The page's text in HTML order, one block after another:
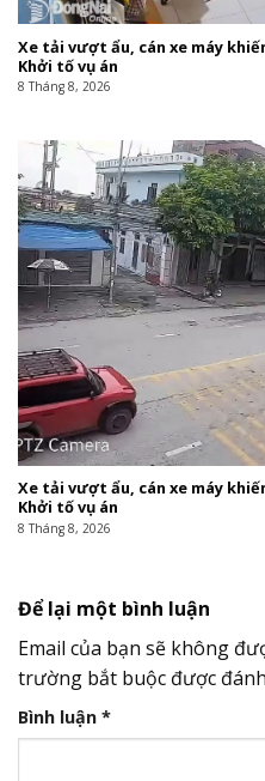
Xe tải vượt ẩu, cán xe máy
Khởi tố vụ án
8 Tháng 8, 2026
Xe tải vượt ẩu, cán xe máy
Khởi tố vụ án
8 Tháng 8, 2026
Để lại một bình luận
Email của bạn sẽ không
trường bắt buộc được
Bình luận *